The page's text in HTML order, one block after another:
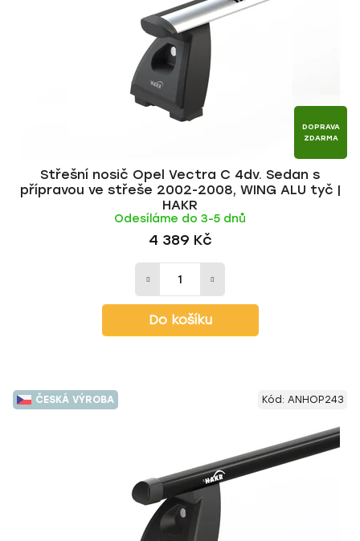
DOPRAVA
ZDARMA
Střešní nosič Opel Vectra C 4dv. Sedan s
přípravou ve střeše 2002-2008, WING ALU tyč |
HAKR
Odesíláme do 3-5 dnů
4 389 Kč
Do košíku
ČESKÁ VÝROBA Kód: ANHOP243